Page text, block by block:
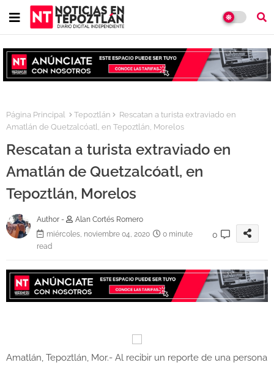
Página Principal Tepoztlán
Rescatan a turista extraviado en
Amatlán de Quetzalcóatl, en Tepoztlán, Morelos
Rescatan a turista extraviado en
Amatlán de Quetzalcóatl, en
Tepoztlán, Morelos
Author -
Alan Cortés Romero
miércoles, noviembre 04, 2020
0 minute
read
0
Amatlán, Tepoztlán, Mor.- Al recibir un reporte de una persona